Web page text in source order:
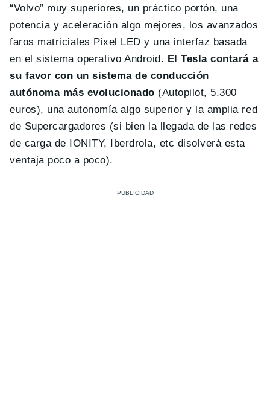
“Volvo” muy superiores, un práctico portón, una
potencia y aceleración algo mejores, los avanzados
faros matriciales Pixel LED y una interfaz basada
en el sistema operativo Android. El Tesla contará a
su favor con un sistema de conducción
autónoma más evolucionado (Autopilot, 5.300
euros), una autonomía algo superior y la amplia red
de Supercargadores (si bien la llegada de las redes
de carga de IONITY, Iberdrola, etc disolverá esta
ventaja poco a poco).